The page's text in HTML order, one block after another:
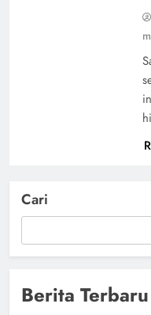
Cari
Berita Terbaru